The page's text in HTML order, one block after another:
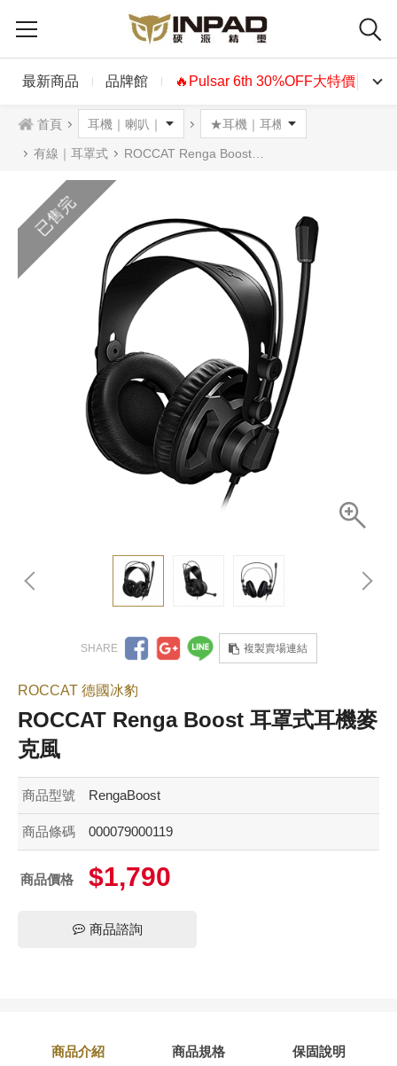
最新商品 品牌館 🔥Pulsar 6th 30%OFF大特價🔥
首頁
有線｜耳罩式 ROCCAT Renga Boost 耳罩式耳機麥克風
已售完
複製賣場連結
ROCCAT 德國冰豹
ROCCAT Renga Boost 耳罩式耳機麥
克風
商品型號 RengaBoost
商品條碼 000079000119
商品價格 $1,790
商品諮詢
商品介紹 商品規格 保固說明